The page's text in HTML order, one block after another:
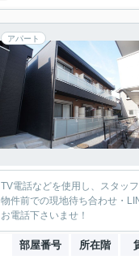
アパート
TV電話などを使用し、スタッ
物件前での現地待ち合わせ・
お電話下さいませ！
部屋番号 所在階